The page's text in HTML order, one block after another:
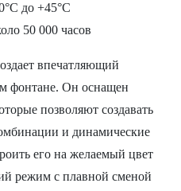
до +45°C
50 000 часов
впечатляющий
фонтане. Он оснащен
позволяют создавать
и динамические
его на желаемый цвет
режим с плавной сменой